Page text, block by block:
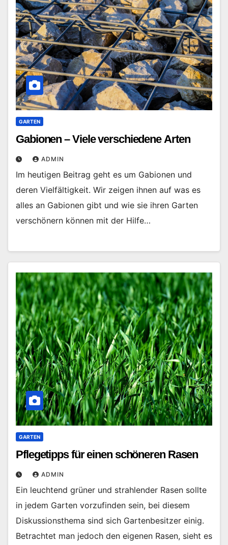
GARTEN
Gabionen – Viele verschiedene Arten
ADMIN
Im heutigen Beitrag geht es um Gabionen und
deren Vielfältigkeit. Wir zeigen ihnen auf was es
alles an Gabionen gibt und wie sie ihren Garten
verschönern können mit der Hilfe…
GARTEN
Pflegetipps für einen schöneren Rasen
ADMIN
Ein leuchtend grüner und strahlender Rasen sollte
in jedem Garten vorzufinden sein, bei diesem
Diskussionsthema sind sich Gartenbesitzer einig.
Betrachtet man jedoch den eigenen Rasen, sieht es